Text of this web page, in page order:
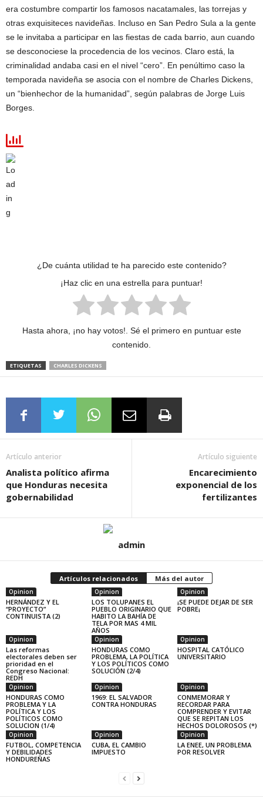
era costumbre compartir los famosos nacatamales, las torrejas y
otras exquisiteces navideñas. Incluso en San Pedro Sula a la gente
se le invitaba a participar en las fiestas de cada barrio, aun cuando
se desconociese la procedencia de los vecinos. Claro está, la
criminalidad andaba casi en el nivel “cero”. En penúltimo caso la
temporada navideña se asocia con el nombre de Charles Dickens,
un “bienhechor de la humanidad”, según palabras de Jorge Luis
Borges.
¿De cuánta utilidad te ha parecido este contenido?
¡Haz clic en una estrella para puntuar!
Hasta ahora, ¡no hay votos!. Sé el primero en puntuar este
contenido.
ETIQUETAS CHARLES DICKENS
Artículo anterior
Analista político afirma
que Honduras necesita
gobernabilidad
Artículo siguiente
Encarecimiento
exponencial de los
fertilizantes
admin
Artículos relacionados Más del autor
Opinion
HERNÁNDEZ Y EL
“PROYECTO”
CONTINUISTA (2)
Opinion
LOS TOLUPANES EL
PUEBLO ORIGINARIO QUE
HABITO LA BAHÍA DE
TELA POR MAS 4 MIL
AÑOS
Opinion
¡SE PUEDE DEJAR DE SER
POBRE¡
Opinion
Las reformas
electorales deben ser
prioridad en el
Congreso Nacional:
REDH
Opinion
HONDURAS COMO
PROBLEMA, LA POLÍTICA
Y LOS POLÍTICOS COMO
SOLUCIÓN (2/4)
Opinion
HOSPITAL CATÓLICO
UNIVERSITARIO
Opinion
HONDURAS COMO
PROBLEMA Y LA
POLÍTICA Y LOS
POLÍTICOS COMO
SOLUCION (1/4)
Opinion
1969: EL SALVADOR
CONTRA HONDURAS
Opinion
CONMEMORAR Y
RECORDAR PARA
COMPRENDER Y EVITAR
QUE SE REPITAN LOS
HECHOS DOLOROSOS (*)
Opinion
FUTBOL, COMPETENCIA
Y DEBILIDADES
HONDUREÑAS
Opinion
CUBA, EL CAMBIO
IMPUESTO
Opinion
LA ENEE, UN PROBLEMA
POR RESOLVER